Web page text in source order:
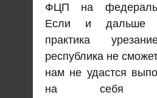
ФЦП на
Если и дальше
практика
республика не
нам не удастся
на себя